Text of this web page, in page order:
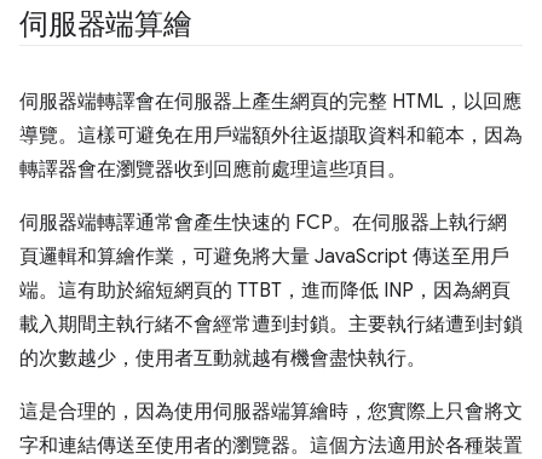
伺服器端算繪
伺服器端轉譯會在伺服器上產生網頁的完整 HTML，以回應
導覽。這樣可避免在用戶端額外往返擷取資料和範本，因為
轉譯器會在瀏覽器收到回應前處理這些項目。
伺服器端轉譯通常會產生快速的 FCP。在伺服器上執行網
頁邏輯和算繪作業，可避免將大量 JavaScript 傳送至用戶
端。這有助於縮短網頁的 TTBT，進而降低 INP，因為網頁
載入期間主執行緒不會經常遭到封鎖。主要執行緒遭到封鎖
的次數越少，使用者互動就越有機會盡快執行。
這是合理的，因為使用伺服器端算繪時，您實際上只會將文
字和連結傳送至使用者的瀏覽器。這個方法適用於各種裝置